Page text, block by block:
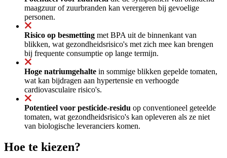
maagzuur of zuurbranden kan verergeren bij gevoelige
personen.
Risico op besmetting met BPA uit de binnenkant van
blikken, wat gezondheidsrisico's met zich mee kan brengen
bij frequente consumptie op lange termijn.
Hoge natriumgehalte in sommige blikken gepelde tomaten,
wat kan bijdragen aan hypertensie en verhoogde
cardiovasculaire risico's.
Potentieel voor pesticide-residu op conventioneel geteelde
tomaten, wat gezondheidsrisico's kan opleveren als ze niet
van biologische leveranciers komen.
Hoe te kiezen?